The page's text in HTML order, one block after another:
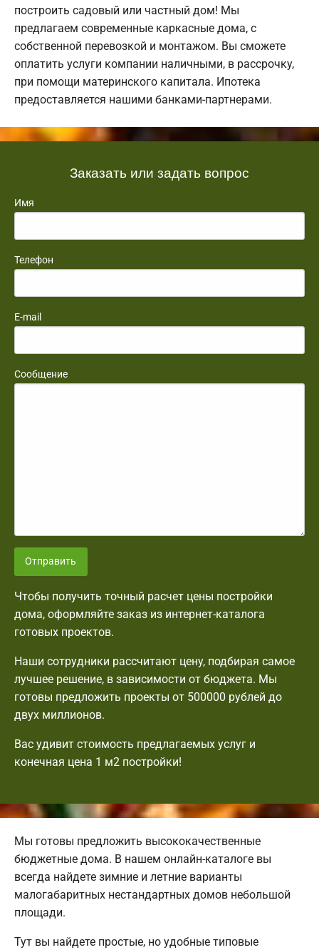
построить садовый или частный дом! Мы
предлагаем современные каркасные дома, с
собственной перевозкой и монтажом. Вы сможете
оплатить услуги компании наличными, в рассрочку,
при помощи материнского капитала. Ипотека
предоставляется нашими банками-партнерами.
Заказать или задать вопрос
Имя
Телефон
E-mail
Сообщение
Отправить
Чтобы получить точный расчет цены постройки
дома, оформляйте заказ из интернет-каталога
готовых проектов.
Наши сотрудники рассчитают цену, подбирая самое
лучшее решение, в зависимости от бюджета. Мы
готовы предложить проекты от 500000 рублей до
двух миллионов.
Вас удивит стоимость предлагаемых услуг и
конечная цена 1 м2 постройки!
Мы готовы предложить высококачественные
бюджетные дома. В нашем онлайн-каталоге вы
всегда найдете зимние и летние варианты
малогабаритных нестандартных домов небольшой
площади.
Тут вы найдете простые, но удобные типовые